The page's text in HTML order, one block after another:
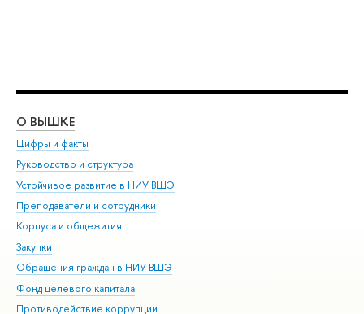
О ВЫШКЕ
Цифры и факты
Руководство и структура
Устойчивое развитие в НИУ ВШЭ
Преподаватели и сотрудники
Корпуса и общежития
Закупки
Обращения граждан в НИУ ВШЭ
Фонд целевого капитала
Противодействие коррупции